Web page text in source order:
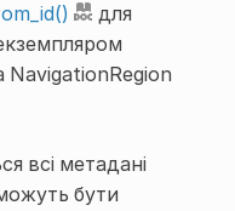
для
NavigationRegion
всі метадані
бути